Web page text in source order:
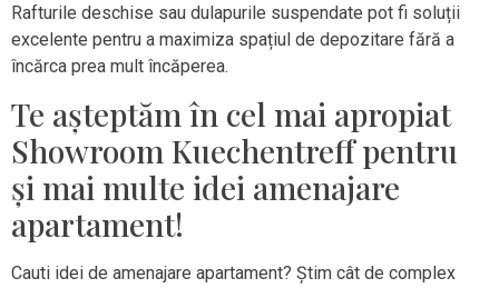
Rafturile deschise sau dulapurile suspendate pot fi soluții
excelente pentru a maximiza spațiul de depozitare fără a
încărca prea mult încăperea.
Te așteptăm în cel mai apropiat
Showroom Kuechentreff pentru
și mai multe idei amenajare
apartament!
Cauti idei de amenajare apartament? Știm cât de complex